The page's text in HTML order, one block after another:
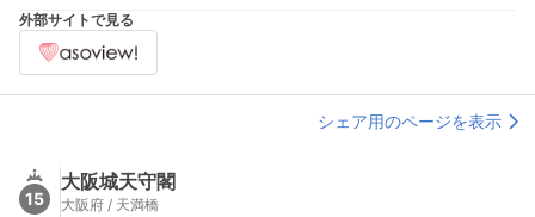
外部サイトで見る
シェア用のページを表示
15
大阪城天守閣
大阪府 / 天満橋